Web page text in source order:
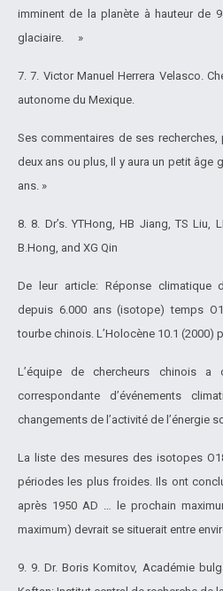
imminent de la planète à hauteur de
glaciaire. »
7. 7. Victor Manuel Herrera Velasco.
autonome du Mexique.
Ses commentaires de ses
deux ans ou plus, Il y aura un petit âge
ans. »
8. 8. Dr’s. YTHong, HB Jiang, TS Liu,
B.Hong, and XG Qin
De leur article: Réponse climatique
depuis 6.000 ans (isotope) temps
tourbe chinois. L’Holocène 10.1 (2000)
L’équipe de chercheurs chinois
correspondante d’événements
changements de l’activité de l’énergie
La liste des mesures des isotopes
périodes les plus froides. Ils ont
après 1950 AD … le prochain
maximum) devrait se situerait entre
9. 9. Dr. Boris Komitov, Académie